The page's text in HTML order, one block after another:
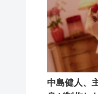
中島健人、